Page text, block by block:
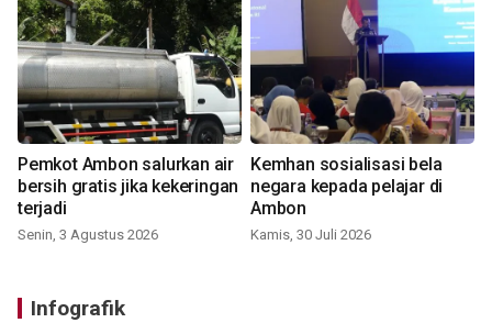
Pemkot Ambon salurkan air
bersih gratis jika kekeringan
terjadi
Senin, 3 Agustus 2026
Kemhan sosialisasi bela
negara kepada pelajar di
Ambon
Kamis, 30 Juli 2026
Infografik